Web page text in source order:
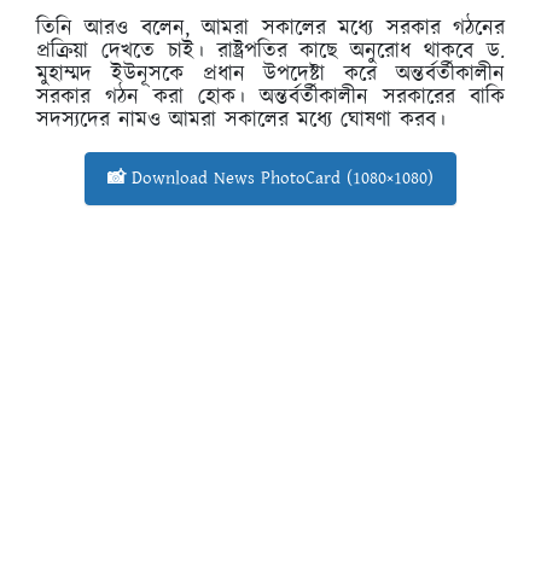
তিনি আরও বলেন, আমরা সকালের মধ্যে সরকার গঠনের
প্রক্রিয়া দেখতে চাই। রাষ্ট্রপতির কাছে অনুরোধ থাকবে ড.
মুহাম্মদ ইউনূসকে প্রধান উপদেষ্টা করে অন্তর্বর্তীকালীন
সরকার গঠন করা হোক। অন্তর্বর্তীকালীন সরকারের বাকি
সদস্যদের নামও আমরা সকালের মধ্যে ঘোষণা করব।
📸 Download News PhotoCard (1080×1080)